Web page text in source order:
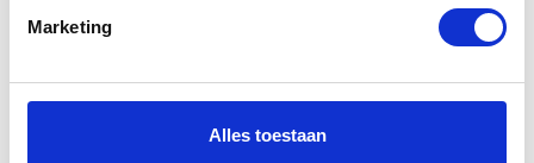
Marketing
Alles toestaan